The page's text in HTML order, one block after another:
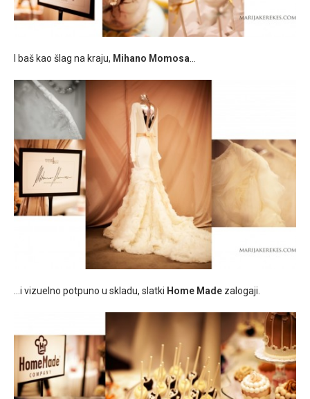
I baš kao šlag na kraju, Mihano Momosa
…i vizuelno potpuno u skladu, slatki Home Made zalogaji.